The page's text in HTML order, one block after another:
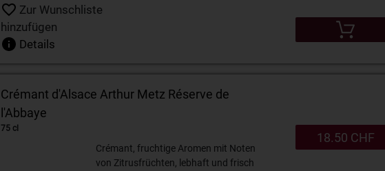
Zur Wunschliste
hinzufügen
Details
Crémant d'Alsace Arthur Metz Réserve de
l'Abbaye
75 cl
Crémant, fruchtige Aromen mit Noten
von Zitrusfrüchten, lebhaft und frisch
18.50 CHF